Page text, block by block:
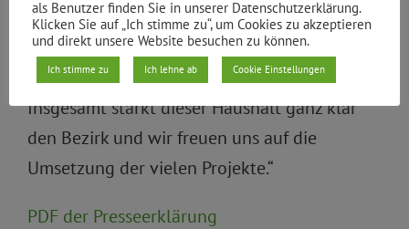
für eine ausreichende Finanzierung für das
Register zur Erfassung rechtsextremer und
diskriminierender Vorfälle in Berlin.
Insgesamt stärkt dieser Haushalt ganz klar
den Bezirk und wir freuen uns auf die
Umsetzung der vielen Projekte.“
PDF der Presseerklärung
als Benutzer finden Sie in unserer Datenschutzerklärung.
Klicken Sie auf „Ich stimme zu“, um Cookies zu akzeptieren
und direkt unsere Website besuchen zu können.
Ich stimme zu Ich lehne ab Cookie Einstellungen